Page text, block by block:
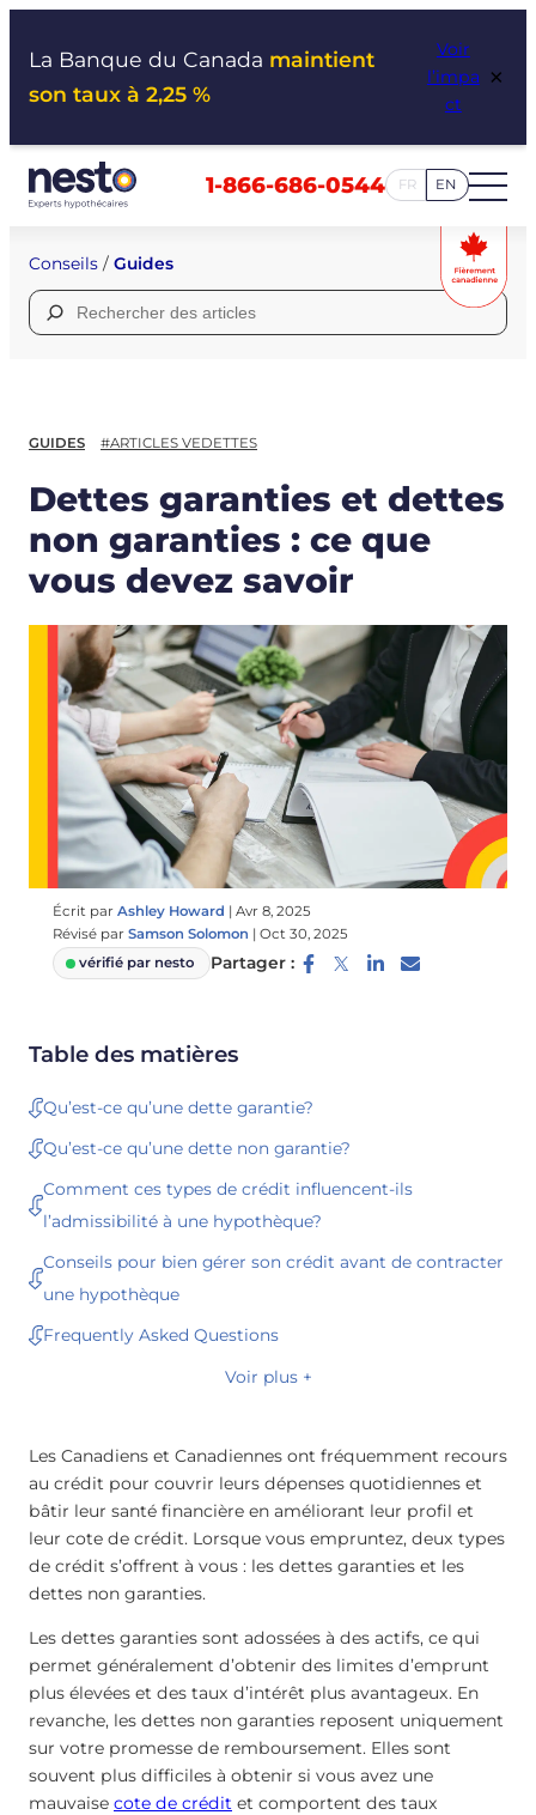
La Banque du Canada maintient
son taux à 2,25 %
Voir
l’impa
ct
×
1-866-686-0544 FR EN
Conseils / Guides
Rechercher :
GUIDES #ARTICLES VEDETTES
Dettes garanties et dettes
non garanties : ce que
vous devez savoir
Écrit par Ashley Howard | Avr 8, 2025
Révisé par Samson Solomon | Oct 30, 2025
vérifié par nesto
Partager :
Table des matières
Qu’est-ce qu’une dette garantie?
Qu’est-ce qu’une dette non garantie?
Comment ces types de crédit influencent-ils
l’admissibilité à une hypothèque?
Conseils pour bien gérer son crédit avant de contracter
une hypothèque
Frequently Asked Questions
Voir plus +
Les Canadiens et Canadiennes ont fréquemment recours
au crédit pour couvrir leurs dépenses quotidiennes et
bâtir leur santé financière en améliorant leur profil et
leur cote de crédit. Lorsque vous empruntez, deux types
de crédit s’offrent à vous : les dettes garanties et les
dettes non garanties.
Les dettes garanties sont adossées à des actifs, ce qui
permet généralement d’obtenir des limites d’emprunt
plus élevées et des taux d’intérêt plus avantageux. En
revanche, les dettes non garanties reposent uniquement
sur votre promesse de remboursement. Elles sont
souvent plus difficiles à obtenir si vous avez une
mauvaise cote de crédit et comportent des taux